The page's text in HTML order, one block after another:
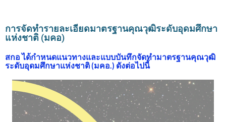
การจัดทำรายละเอียดมาตรฐานคุณวุฒิระดับอุดมศึกษา
แห่งชาติ (มคอ)
สกอ ได้กำหนดแนวทางและแบบบันทึกจัดทำมาตรฐานคุณวุฒิ
ระดับอุดมศึกษาแห่งชาติ (มคอ.) ดังต่อไปนี้